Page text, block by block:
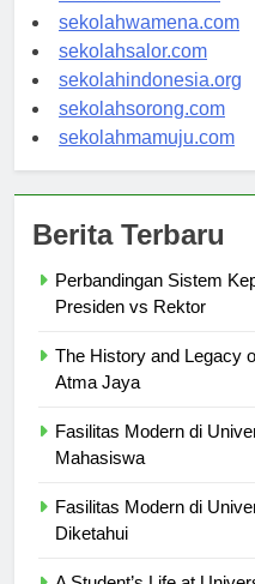
sekolahnabire.com
sekolahwamena.com
sekolahsalor.com
sekolahindonesia.org
sekolahsorong.com
Perbandingan Sistem
The History and Legacy
Fasilitas Modern di
Fasilitas Modern di